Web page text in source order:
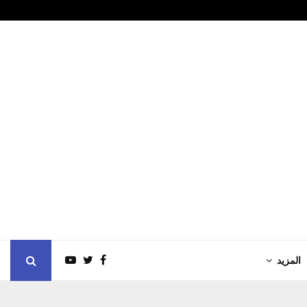
المزيد